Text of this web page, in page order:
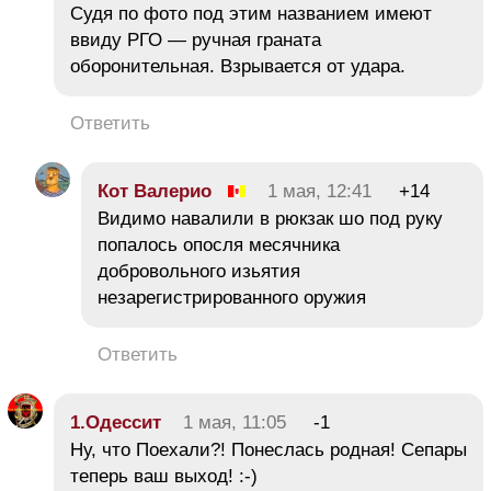
Судя по фото под этим названием имеют
ввиду РГО — ручная граната
оборонительная. Взрывается от удара.
Ответить
Кот Валерио 1 мая, 12:41
+14
Видимо навалили в рюкзак шо под руку
попалось опосля месячника
добровольного изьятия
незарегистрированного оружия
Ответить
1.Одессит 1 мая, 11:05
-1
Ну, что Поехали?! Понеслась родная! Сепары
теперь ваш выход! :-)